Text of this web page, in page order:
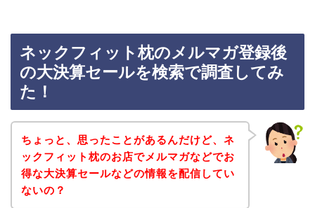
ネックフィット枕のメルマガ登録後
の大決算セールを検索で調査してみ
た！
ちょっと、思ったことがあるんだけど、ネ
ックフィット枕のお店でメルマガなどでお
得な大決算セールなどの情報を配信してい
ないの？